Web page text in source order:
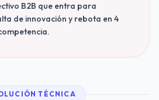
B2B que entra para
de innovación y rebota en 4
TÉCNICA